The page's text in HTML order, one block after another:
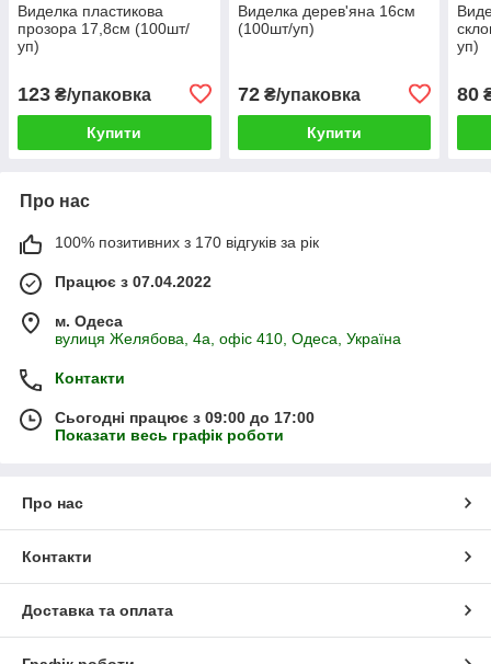
Виделка пластикова
прозора 17,8см (100шт/
уп)
123 ₴/упаковка
Купити
Виделка дерев'яна 16см
(100шт/уп)
72₴/упаковка
Купити
уп)
80
Про нас
100% позитивних з 170 відгуків за рік
Працює з 07.04.2022
м. Одеса
вулиця Желябова, 4а, офіс 410, Одеса, Україна
Контакти
Сьогодні працює з 09:00 до 17:00
Показати весь графік роботи
Про нас
Контакти
Доставка та оплата